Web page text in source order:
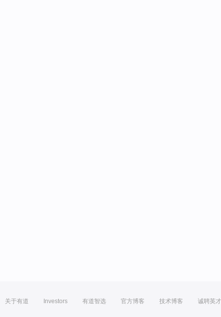
关于有道 Investors 有道智选 官方博客 技术博客 诚聘英才